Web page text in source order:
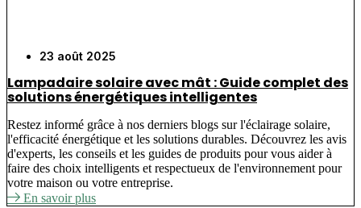
23 août 2025
Lampadaire solaire avec mât : Guide complet des
solutions énergétiques intelligentes
Restez informé grâce à nos derniers blogs sur l'éclairage solaire,
l'efficacité énergétique et les solutions durables. Découvrez les avis
d'experts, les conseils et les guides de produits pour vous aider à
faire des choix intelligents et respectueux de l'environnement pour
votre maison ou votre entreprise.
En savoir plus